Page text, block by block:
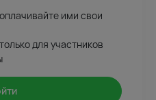
ими свои
для участников